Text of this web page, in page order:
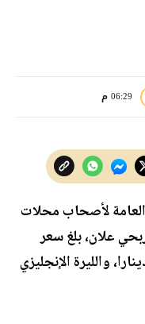
06:29 م
العامة لأصحاب محلات
علان، بلغ سعر
الرشادي وزن 7 غرامات 596 دينارا، والليرة الإنجليزي